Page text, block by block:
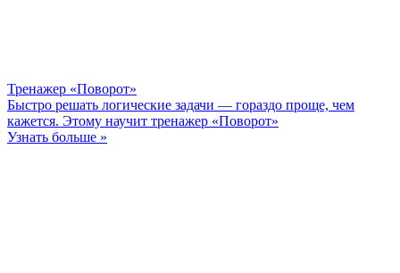
Тренажер «Поворот»
Быстро решать логические задачи — гораздо проще, чем
кажется. Этому научит тренажер «Поворот»
Узнать больше »